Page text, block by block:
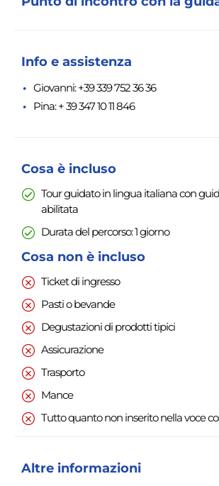
Info e assistenza
Giovanni: +39 339 752 36 36
Pina: + 39 347 10 11 846
Cosa è incluso
Tour guidato in lingua italiana con
abilitata
Durata del percorso: 1 giorno
Cosa non è incluso
Ticket di ingresso
Pasti o bevande
Degustazioni di prodotti tipici
Assicurazione
Trasporto
Mance
Tutto quanto non inserito nella voce
Altre informazioni